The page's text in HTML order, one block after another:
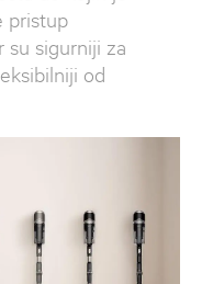
pristup
su sigurniji za
od